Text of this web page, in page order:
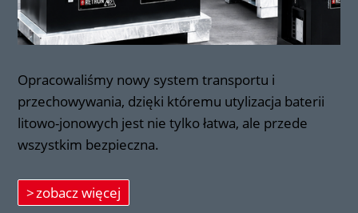
Opracowaliśmy nowy system transportu i
przechowywania, dzięki któremu utylizacja baterii
litowo-jonowych jest nie tylko łatwa, ale przede
wszystkim bezpieczna.
zobacz więcej